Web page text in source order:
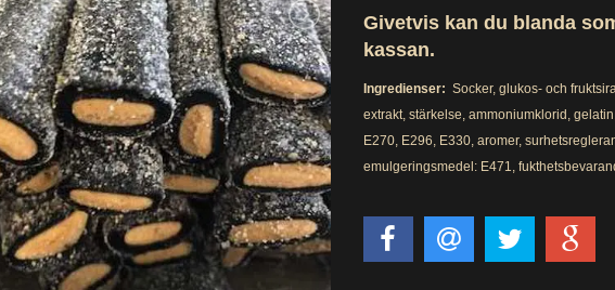
Givetvis kan du blanda
kassan.
Ingredienser: Socker, glukos- och
extrakt, stärkelse, ammoniumklorid,
E270, E296, E330, aromer,
emulgeringsmedel: E471,